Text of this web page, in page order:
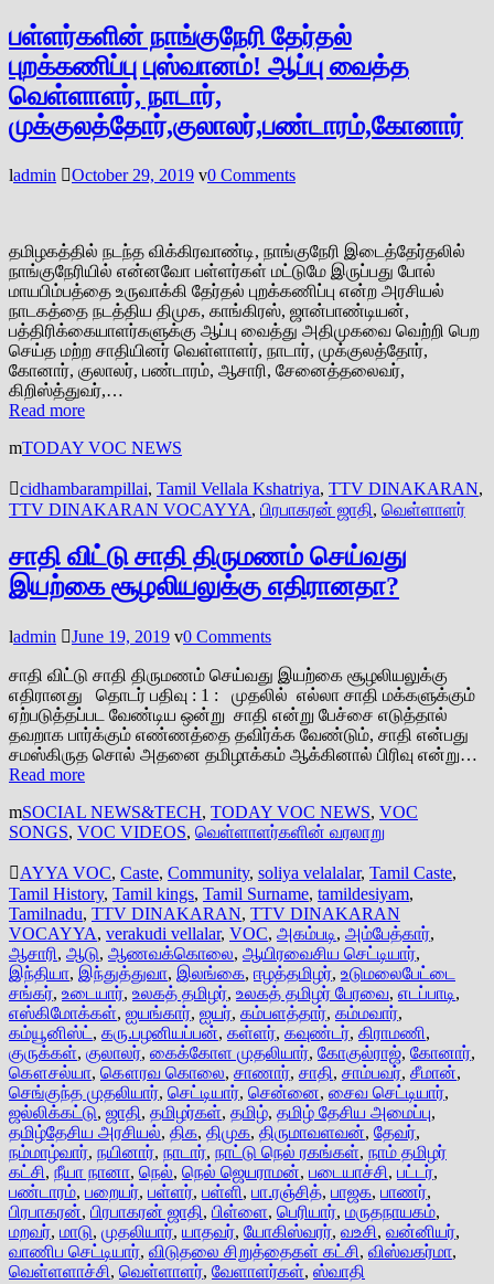
பள்ளர்களின் நாங்குநேரி தேர்தல்
புறக்கணிப்பு புஸ்வானம்! ஆப்பு வைத்த
வெள்ளாளர், நாடார்,
முக்குலத்தோர்,குலாலர்,பண்டாரம்,கோனார்
admin October 29, 2019 0 Comments
தமிழகத்தில் நடந்த விக்கிரவாண்டி, நாங்குநேரி இடைத்தேர்தலில்
நாங்குநேரியில் என்னவோ பள்ளர்கள் மட்டுமே இருப்பது போல்
மாயபிம்பத்தை உருவாக்கி தேர்தல் புறக்கணிப்பு என்ற அரசியல்
நாடகத்தை நடத்திய திமுக, காங்கிரஸ், ஜான்பாண்டியன்,
பத்திரிக்கையாளர்களுக்கு ஆப்பு வைத்து அதிமுகவை வெற்றி பெற
செய்த மற்ற சாதியினர் வெள்ளாளர், நாடார், முக்குலத்தோர்,
கோனார், குலாலர், பண்டாரம், ஆசாரி, சேனைத்தலைவர்,
கிறிஸ்த்துவர்,…
Read more
TODAY VOC NEWS
cidhambarampillai, Tamil Vellala Kshatriya, TTV DINAKARAN,
TTV DINAKARAN VOCAYYA, பிரபாகரன் ஜாதி, வெள்ளாளர்
சாதி விட்டு சாதி திருமணம் செய்வது
இயற்கை சூழலியலுக்கு எதிரானதா?
admin June 19, 2019 0 Comments
சாதி விட்டு சாதி திருமணம் செய்வது இயற்கை சூழலியலுக்கு
எதிரானது தொடர் பதிவு : 1 : முதலில் எல்லா சாதி மக்களுக்கும்
ஏற்படுத்தப்பட வேண்டிய ஒன்று சாதி என்று பேச்சை எடுத்தால்
தவறாக பார்க்கும் எண்ணத்தை தவிர்க்க வேண்டும், சாதி என்பது
சமஸ்கிருத சொல் அதனை தமிழாக்கம் ஆக்கினால் பிரிவு என்று…
Read more
SOCIAL NEWS&TECH, TODAY VOC NEWS, VOC
SONGS, VOC VIDEOS, வெள்ளாளர்களின் வரலாறு
AYYA VOC, Caste, Community, soliya velalalar, Tamil Caste,
Tamil History, Tamil kings, Tamil Surname, tamildesiyam,
Tamilnadu, TTV DINAKARAN, TTV DINAKARAN
VOCAYYA, verakudi vellalar, VOC, அகம்படி, அம்பேத்கார்,
ஆசாரி, ஆடு, ஆணவக்கொலை, ஆயிரவைசிய செட்டியார்,
இந்தியா, இந்துத்துவா, இலங்கை, ஈழத்தமிழர், உடுமலைபேட்டை
சங்கர், உடையார், உலகத் தமிழர், உலகத் தமிழர் பேரவை, எடப்பாடி,
எஸ்கிமோக்கள், ஐயங்கார், ஐயர், கம்பளத்தார், கம்மவார்,
கம்யூனிஸ்ட் , கரு.பழனியப்பன், கள்ளர், கவுண்டர், கிராமணி,
குருக்கள், குலாலர், கைக்கோள முதலியார், கோகுல்ராஜ், கோனார்,
கௌசல்யா, கௌரவ கொலை, சாணார், சாதி, சாம்பவர், சீமான்,
செங்குந்த முதலியார், செட்டியார், சென்னை, சைவ செட்டியார்,
ஜல்லிக்கட்டு, ஜாதி, தமிழர்கள், தமிழ், தமிழ் தேசிய அமைப்பு,
தமிழ்தேசிய அரசியல், திக, திமுக, திருமாவளவன், தேவர்,
நம்மாழ்வார், நயினார், நாடார், நாட்டு நெல் ரகங்கள், நாம் தமிழர்
கட்சி, நீயா நானா, நெல், நெல் ஜெயராமன், படையாச்சி, பட்டர்,
பண்டாரம், பறையர், பள்ளர், பள்ளி, பா.ரஞ்சித், பாஜக, பாணர்,
பிரபாகரன், பிரபாகரன் ஜாதி, பிள்ளை, பெரியார், மருதநாயகம்,
மறவர், மாடு, முதலியார், யாதவர், யோகிஸ்வரர், வஉசி, வன்னியர்,
வாணிப செட்டியார், விடுதலை சிறுத்தைகள் கட்சி, விஸ்வகர்மா,
வெள்ளளாச்சி, வெள்ளாளர், வேளாளர்கள், ஸ்வாதி